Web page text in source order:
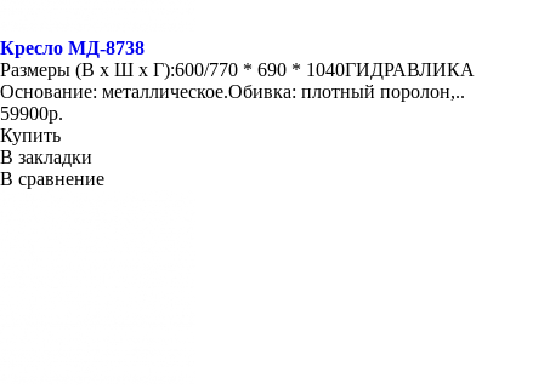
Кресло МД-8738
Размеры (В х Ш х Г):600/770 * 690 * 1040ГИДРАВЛИКА
Основание: металлическое.Обивка: плотный поролон,..
59900р.
Купить
В закладки
В сравнение